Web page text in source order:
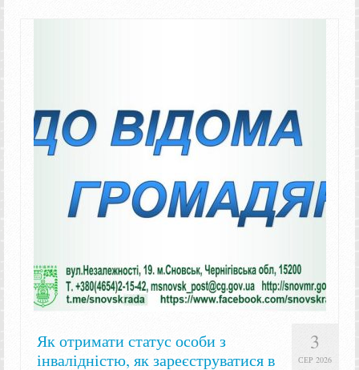
3
СЕР 2026
Як отримати статус особи з
інвалідністю, як зареєструватися в